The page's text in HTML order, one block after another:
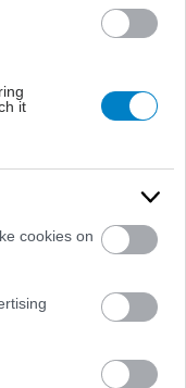
it
cookies on
τους